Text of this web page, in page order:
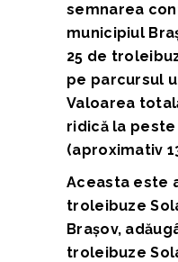
semnarea
municipiul
25 de
pe parcursul
Valoarea
ridică la
(aproximativ
Aceasta este
troleibuze
Brașov,
troleibuze